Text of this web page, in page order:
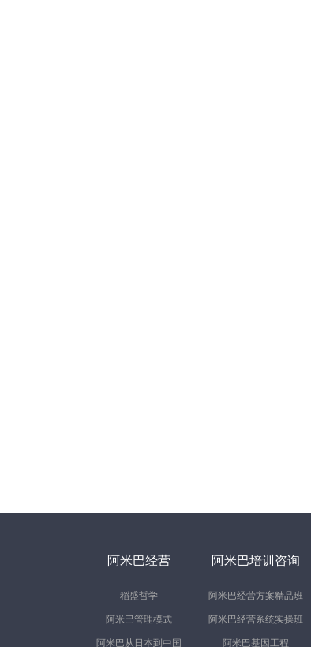
阿米巴经营
稻盛哲学
阿米巴管理模式
阿米巴从日本到中国
阿米巴培训咨询
阿米巴经营方案精品班
阿米巴经营系统实操班
阿米巴基因工程